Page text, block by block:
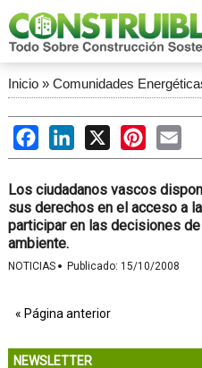
Inicio» Comunidades
FacebookLinkedIn
X Pinterest
Los ciudadanos vascos
sus derechos en el acceso a
participar en las decisiones
ambiente.
NOTICIAS · Publicado: 15/10/2008
« Página anterior
NEWSLETTER